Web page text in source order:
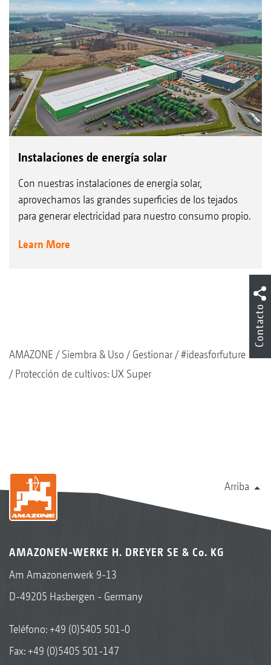
Instalaciones de energía solar
Con nuestras instalaciones de energía solar,
aprovechamos las grandes superficies de los tejados
para generar electricidad para nuestro consumo propio.
Learn More
AMAZONE Siembra & Uso Gestionar
#ideasforfuture
Protección de cultivos: UX Super
Arriba
AMAZONEN-WERKE H. DREYER SE & Co. KG
Am Amazonenwerk 9-13
D-49205 Hasbergen - Germany
Teléfono:+49 (0)5405 501-0
Fax: +49 (0)5405 501-147
Contacto